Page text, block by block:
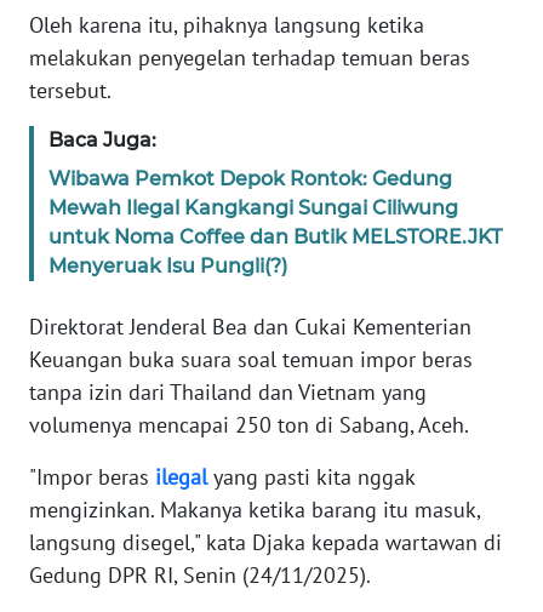
Oleh karena itu, pihaknya langsung ketika
melakukan penyegelan terhadap temuan beras
tersebut.
Baca Juga:
Wibawa Pemkot Depok Rontok: Gedung
Mewah Ilegal Kangkangi Sungai Ciliwung
untuk Noma Coffee dan Butik MELSTORE.JKT
Menyeruak Isu Pungli(?)
Direktorat Jenderal Bea dan Cukai Kementerian
Keuangan buka suara soal temuan impor beras
tanpa izin dari Thailand dan Vietnam yang
volumenya mencapai 250 ton di Sabang, Aceh.
"Impor beras ilegalyang pasti kita nggak
mengizinkan. Makanya ketika barang itu masuk,
langsung disegel," kata Djaka kepada wartawan di
Gedung DPR RI, Senin (24/11/2025).
BERITA
KONTAK
INFO
IKLAN
TENTANG
PEDOMAN
SIBER
REDAKSI
KARIR